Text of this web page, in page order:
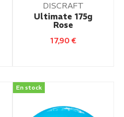
DISCRAFT
Ultimate 175g
Rose
17,90€
En stock